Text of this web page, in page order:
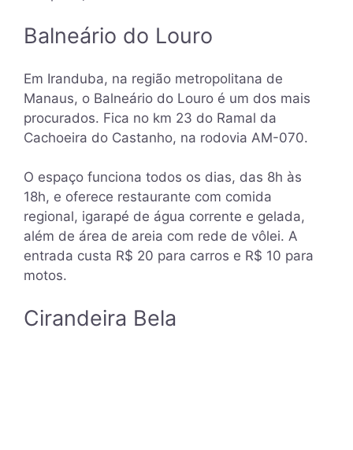
Balneário do Louro
Em Iranduba, na região metropolitana de
Manaus, o Balneário do Louro é um dos mais
procurados. Fica no km 23 do Ramal da
Cachoeira do Castanho, na rodovia AM-070.
O espaço funciona todos os dias, das 8h às
18h, e oferece restaurante com comida
regional, igarapé de água corrente e gelada,
além de área de areia com rede de vôlei. A
entrada custa R$ 20 para carros e R$ 10 para
motos.
Cirandeira Bela